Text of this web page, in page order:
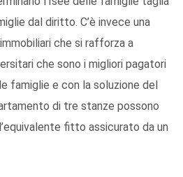
dal diritto. C’è invece una
che si rafforza a
che sono i migliori pagatori
famiglie e con la soluzione del
di tre stanze possono
fitto assicurato da un